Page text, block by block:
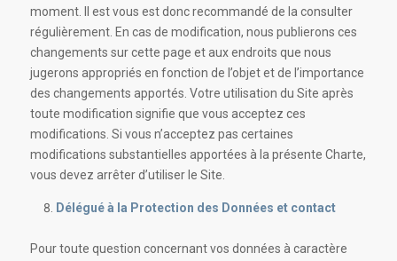
moment. Il est vous est donc recommandé de la consulter
régulièrement. En cas de modification, nous publierons ces
changements sur cette page et aux endroits que nous
jugerons appropriés en fonction de l’objet et de l’importance
des changements apportés. Votre utilisation du Site après
toute modification signifie que vous acceptez ces
modifications. Si vous n’acceptez pas certaines
modifications substantielles apportées à la présente Charte,
vous devez arrêter d’utiliser le Site.
Délégué à la Protection des Données et contact
Pour toute question concernant vos données à caractère